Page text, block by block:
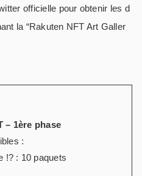
officielle pour obtenir les d
la “Rakuten NFT Art Galler
– 1ère phase
:
!? : 10 paquets